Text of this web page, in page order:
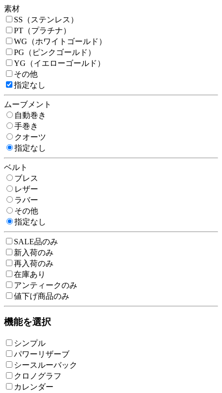
素材
SS（ステンレス）
PT（プラチナ）
WG（ホワイトゴールド）
PG（ピンクゴールド）
YG（イエローゴールド）
その他
指定なし
ムーブメント
自動巻き
手巻き
クオーツ
指定なし
ベルト
ブレス
レザー
ラバー
その他
指定なし
SALE品のみ
新入荷のみ
再入荷のみ
在庫あり
アンティークのみ
値下げ商品のみ
機能を選択
シンプル
パワーリザーブ
シースルーバック
クロノグラフ
カレンダー